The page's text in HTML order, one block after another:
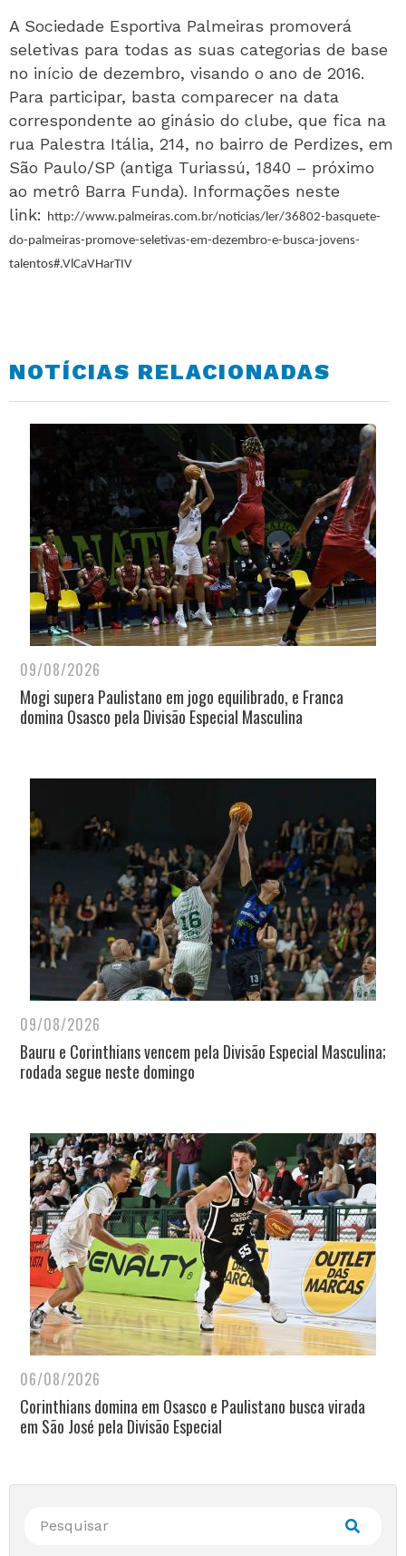
A Sociedade Esportiva Palmeiras promoverá
seletivas para todas as suas categorias de base
no início de dezembro, visando o ano de 2016.
Para participar, basta comparecer na data
correspondente ao ginásio do clube, que fica na
rua Palestra Itália, 214, no bairro de Perdizes, em
São Paulo/SP (antiga Turiassú, 1840 – próximo
ao metrô Barra Funda). Informações neste
link: http://www.palmeiras.com.br/noticias/ler/36802-basquete-
do-palmeiras-promove-seletivas-em-dezembro-e-busca-jovens-
talentos#.VlCaVHarTIV
NOTÍCIAS RELACIONADAS
09/08/2026
Mogi supera Paulistano em jogo equilibrado, e Franca
domina Osasco pela Divisão Especial Masculina
09/08/2026
Bauru e Corinthians vencem pela Divisão Especial Masculina;
rodada segue neste domingo
06/08/2026
Corinthians domina em Osasco e Paulistano busca virada
em São José pela Divisão Especial